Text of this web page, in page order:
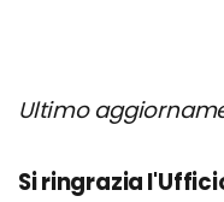
Ultimo
Si ringrazia